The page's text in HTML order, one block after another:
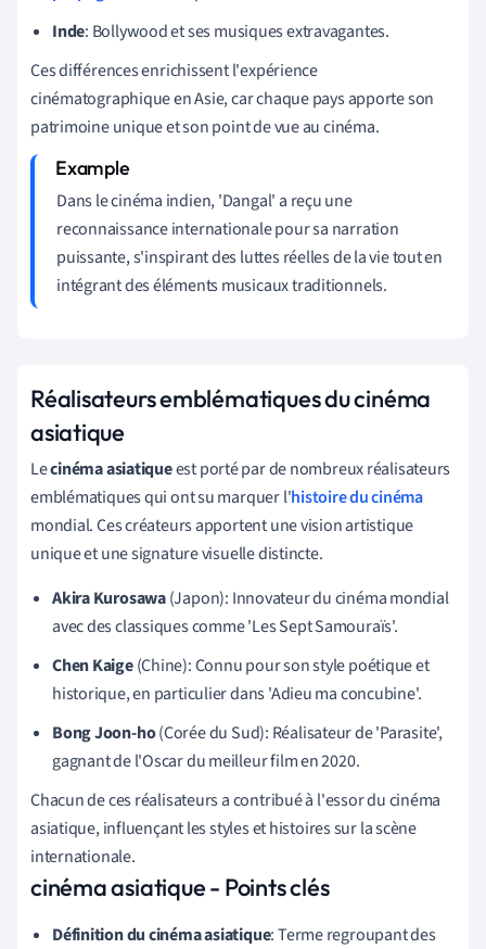
Inde: Bollywood et ses musiques extravagantes.
Ces différences enrichissent l'expérience
cinématographique en Asie, car chaque pays apporte son
patrimoine unique et son point de vue au cinéma.
Dans le cinéma indien, 'Dangal' a reçu une
reconnaissance internationale pour sa narration
puissante, s'inspirant des luttes réelles de la vie tout en
intégrant des éléments musicaux traditionnels.
Réalisateurs emblématiques du cinéma
asiatique
Lecinéma asiatiqueest porté par de nombreux réalisateurs
emblématiques qui ont su marquer l'histoire du cinéma
mondial. Ces créateurs apportent une vision artistique
unique et une signature visuelle distincte.
Akira Kurosawa(Japon): Innovateur du cinéma mondial
avec des classiques comme 'Les Sept Samouraïs'.
Chen Kaige(Chine): Connu pour son style poétique et
historique, en particulier dans 'Adieu ma concubine'.
Bong Joon-ho(Corée du Sud): Réalisateur de 'Parasite',
gagnant de l'Oscar du meilleur film en 2020.
Chacun de ces réalisateurs a contribué à l'essor du cinéma
asiatique, influençant les styles et histoires sur la scène
internationale.
cinéma asiatique - Points clés
Définition du cinéma asiatique: Terme regroupant des